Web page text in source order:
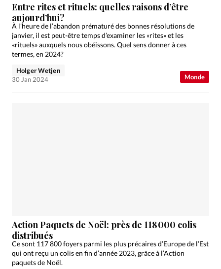
Monde
Entre rites et rituels: quelles raisons d’être
aujourd’hui?
À l’heure de l’abandon prématuré des bonnes résolutions de
janvier, il est peut-être temps d’examiner les «rites» et les
«rituels» auxquels nous obéissons. Quel sens donner à ces
termes, en 2024?
Holger Wetjen
30 Jan 2024
Action Paquets de Noël: près de 118 000 colis
distribués
Ce sont 117 800 foyers parmi les plus précaires d’Europe de l’Est
qui ont reçu un colis en fin d’année 2023, grâce à l’Action
paquets de Noël.